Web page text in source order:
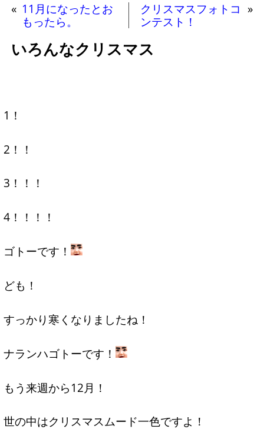
« 11月になったとお
もったら。
クリスマスフォトコ
ンテスト！
»
いろんなクリスマス
1！
2！！
3！！！
4！！！！
ゴトーです！
ども！
すっかり寒くなりましたね！
ナランハゴトーです！
もう来週から12月！
世の中はクリスマスムード一色ですよ！